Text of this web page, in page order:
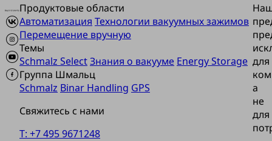
Продуктовые области
Автоматизация Технологии вакуумных зажимов
Перемещение вручную
Темы
Schmalz SelectЗнания о вакууме Energy Storage
Группа Шмальц
Schmalz Binar Handling GPS
Свяжитесь с нами
T: +7 495 9671248
для
а
не
для